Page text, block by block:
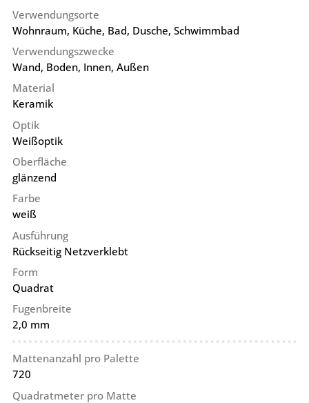
Verwendungsorte
Wohnraum, Küche, Bad, Dusche, Schwimmbad
Verwendungszwecke
Wand, Boden, Innen, Außen
Material
Keramik
Optik
Weißoptik
Oberfläche
glänzend
Farbe
weiß
Ausführung
Rückseitig Netzverklebt
Form
Quadrat
Fugenbreite
2,0 mm
Mattenanzahl pro Palette
720
Quadratmeter pro Matte